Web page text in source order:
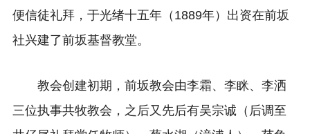
便信徒礼拜，于光绪十五年（1889年）出资在前坂
社兴建了前坂基督教堂。
教会创建初期，前坂教会由李霜、李眯、李洒
三位执事共牧教会，之后又先后有吴宗诚（后调至